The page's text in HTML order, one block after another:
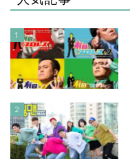
1
2